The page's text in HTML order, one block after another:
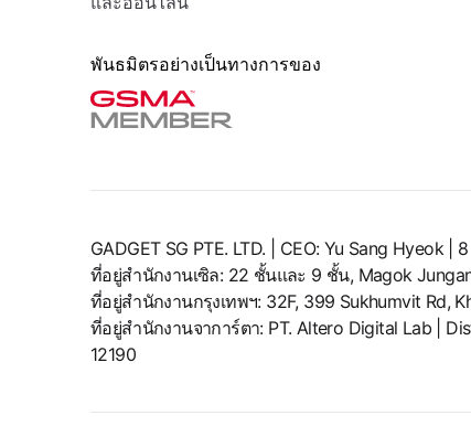
พันธมิตรอย่างเป็นทางการของ
GADGET SG PTE. LTD. | CEO: Yu Sang Hyeok |
ที่อยู่สำนักงานเซิล: 22 ชั้นและ 9 ชั้น, Magok
ที่อยู่สำนักงานกรุงเทพฯ: 32F, 399 Sukhumvit Rd,
ที่อยู่สำนักงานจาการ์ตา: PT. Altero Digital Lab |
12190